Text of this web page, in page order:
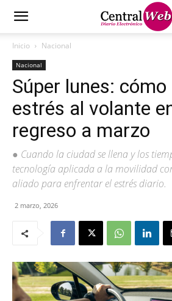
Inicio Nacional
Nacional
Súper lunes:
estrés al volante
regreso a marzo
● Cuando la ciudad se llena y los
tecnología aplicada a la movilidad
aliado para enfrentar el estrés diario.
2 marzo, 2026